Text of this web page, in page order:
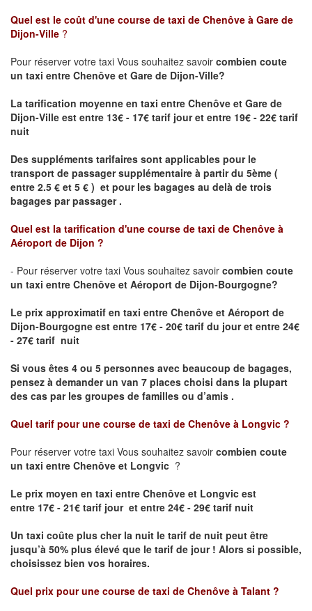
Quel est le coût d'une course de taxi de Chenôve à Gare de
Dijon-Ville ?
Pour réserver votre taxi Vous souhaitez savoir combien coute
un taxi entre Chenôve et Gare de Dijon-Ville?
La tarification moyenne en taxi entre Chenôve et Gare de
Dijon-Ville est entre 13€ - 17€ tarif jour et entre 19€ - 22€ tarif
nuit
Des suppléments tarifaires sont applicables pour le
transport de passager supplémentaire à partir du 5ème (
entre 2.5 € et 5 € ) et pour les bagages au delà de trois
bagages par passager .
Quel est la tarification d'une course de taxi de Chenôve à
Aéroport de Dijon ?
- Pour réserver votre taxi Vous souhaitez savoir combien coute
un taxi entre Chenôve et Aéroport de Dijon-Bourgogne?
Le prix approximatif en taxi entre Chenôve et Aéroport de
Dijon-Bourgogne est entre 17€ - 20€ tarif du jour et entre 24€
- 27€ tarif nuit
Si vous êtes 4 ou 5 personnes avec beaucoup de bagages,
pensez à demander un van 7 places choisi dans la plupart
des cas par les groupes de familles ou d’amis .
Quel tarif pour une course de taxi de Chenôve à Longvic ?
Pour réserver votre taxi Vous souhaitez savoir combien coute
un taxi entre Chenôve et Longvic ?
Le prix moyen en taxi entre Chenôve et Longvic est
entre 17€ - 21€ tarif jour et entre 24€ - 29€ tarif nuit
Un taxi coûte plus cher la nuit le tarif de nuit peut être
jusqu’à 50% plus élevé que le tarif de jour ! Alors si possible,
choisissez bien vos horaires.
Quel prix pour une course de taxi de Chenôve à Talant ?